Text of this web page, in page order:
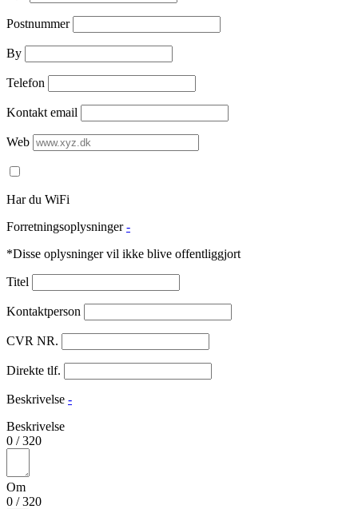
Postnummer
By
Telefon
Kontakt email
Web
Har du WiFi
Forretningsoplysninger -
*Disse oplysninger vil ikke blive offentliggjort
Titel
Kontaktperson
CVR NR.
Direkte tlf.
Beskrivelse -
Beskrivelse
0 /320
Om
0 /320